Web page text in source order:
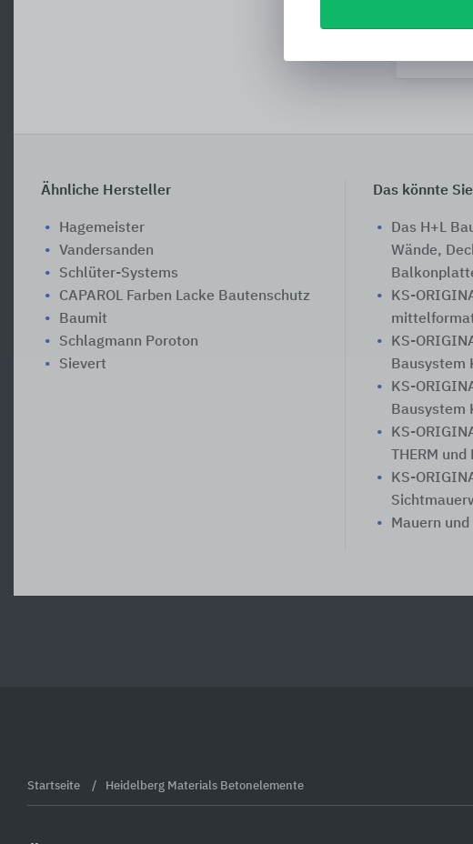
Ähnliche Hersteller
Hagemeister
Vandersanden
Schlüter-Systems
CAPAROL Farben Lacke Bautenschutz
Baumit
Schlagmann Poroton
Sievert
Das könnte
Das H+L
Wände,
KS-
KS-
Bausystem
KS-
Bausystem
KS-
THERM und
KS-
Mauern
Startseite Heidelberg Materials Betonelemente